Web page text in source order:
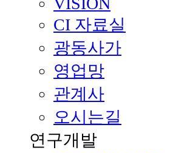
CI 자료실
광동사가
영업망
관계사
오시는길
연구개발